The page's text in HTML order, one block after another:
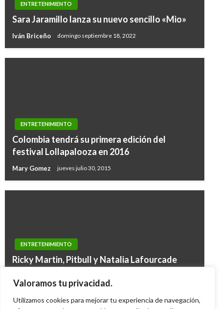
Valoramos tu privacidad.
Utilizamos cookies para mejorar tu experiencia de navegación,
ENTRETENIMIENTO
Sara Jaramillo lanza su nuevo sencillo «Mio»
Iván Briceño domingo septiembre 18, 2022
ENTRETENIMIENTO
Colombia tendrá su primera edición del
festival Lollapalooza en 2016
Mary Gomez jueves julio 30, 2015
ENTRETENIMIENTO
Ricky Martin, Pitbull y Natalia Lafourcade
del Grammy
Giovanni Alarcón M. lunes febrero 15, 2016
ENTRETENIMIENTO
Carlos Vives le canta a Colombia en «Déjame